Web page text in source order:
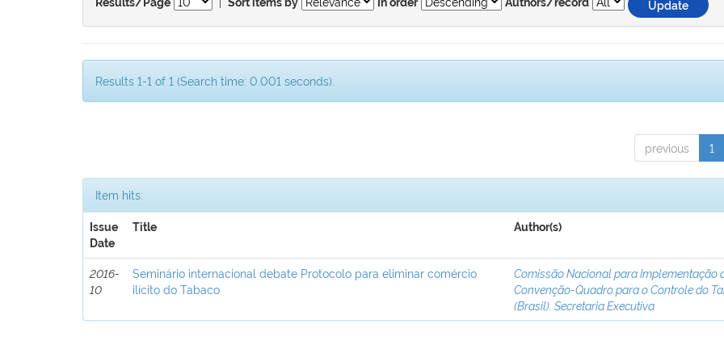
Results/Page Sort items by In order Authors/record
Results 1-1 of 1 (Search time: 0.001 seconds).
previous 1
Item hits:
Issue
Date
Title Author(s)
2016-
10
Seminário internacional debate Protocolo para eliminar comércio
ilícito do Tabaco
Comissão Nacional para Implementação
Convenção-Quadro para o Controle do
(Brasil). Secretaria Executiva